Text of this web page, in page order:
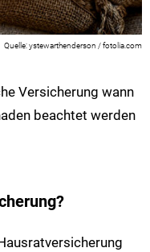
ystewarthenderson / fotolia.com
Versicherung wann
beachtet werden